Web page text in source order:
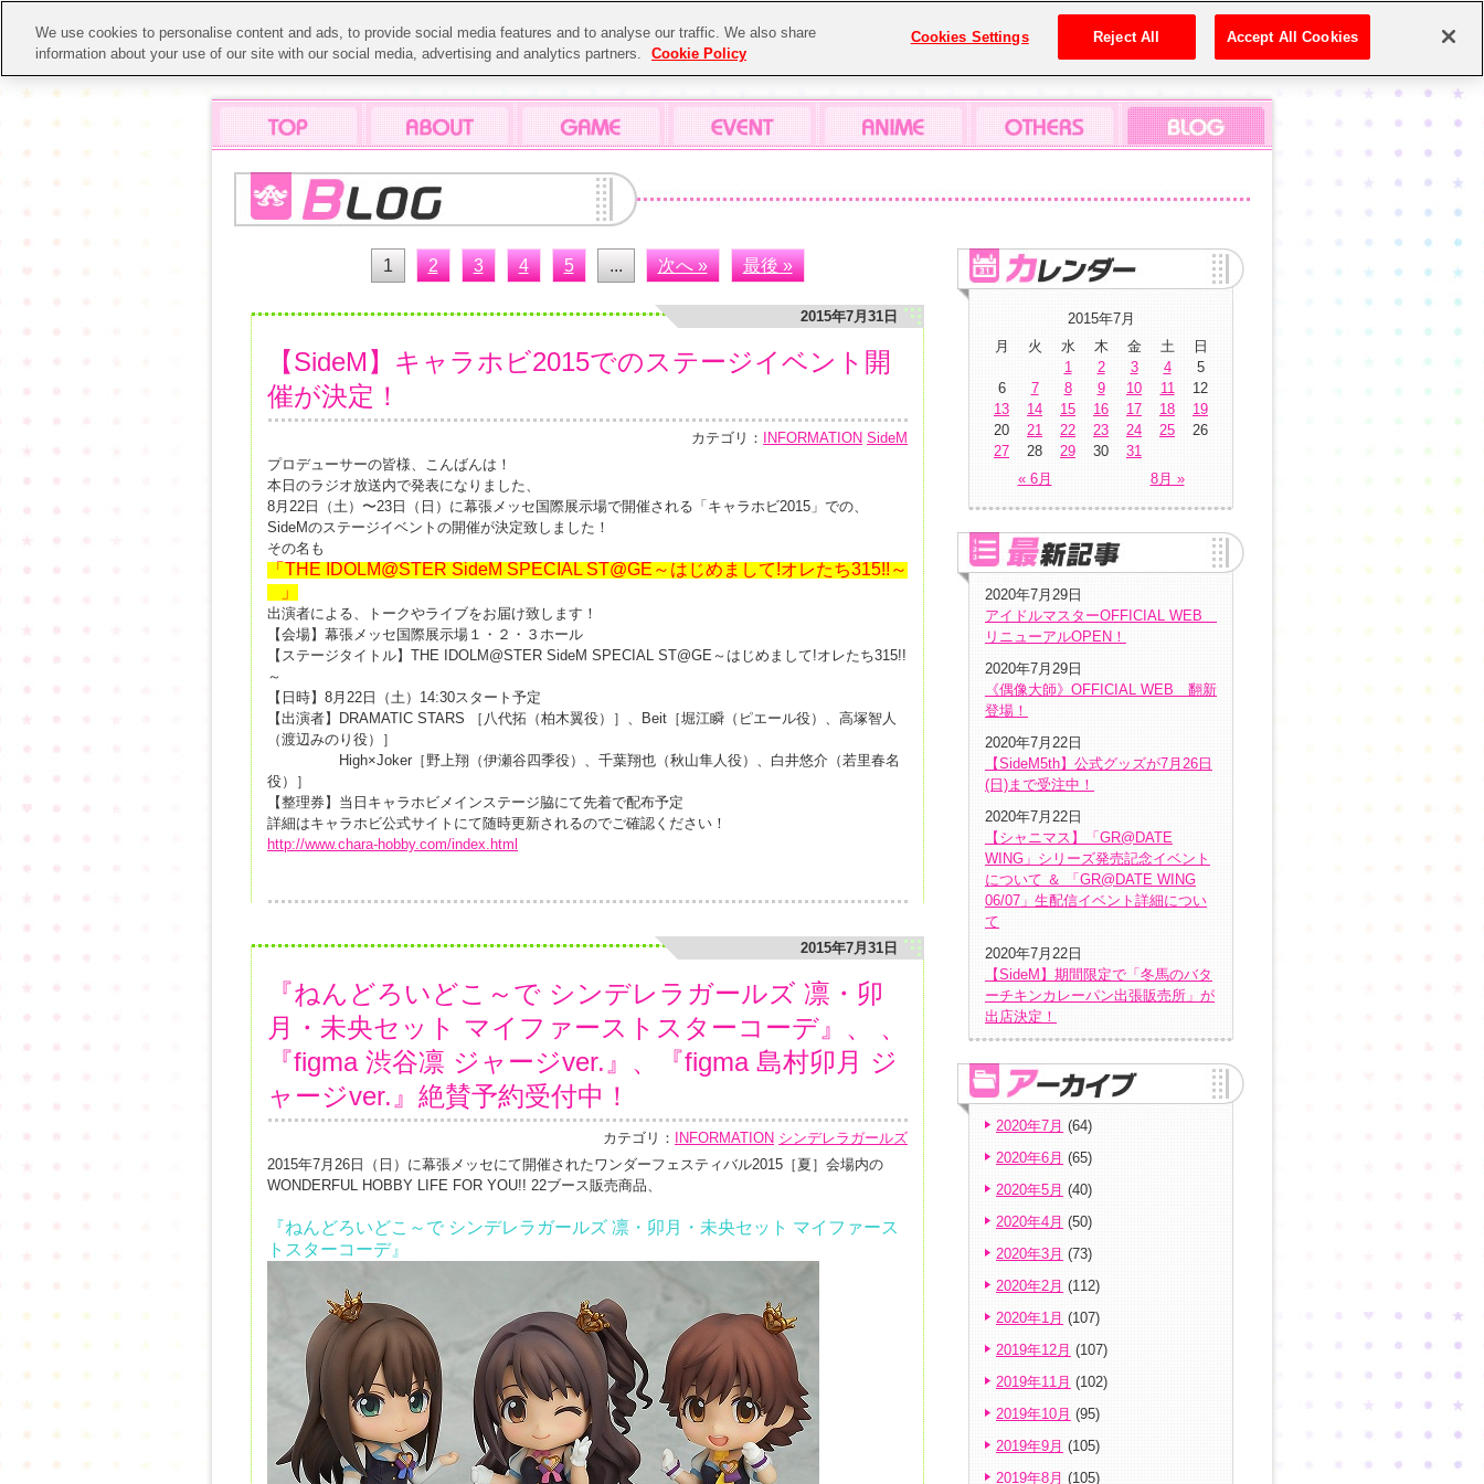
1 2 3 4 5 ... 次へ » 最後 »
2015年7月31日
【SideM】キャラホビ2015でのステージイベント開
催が決定！
カテゴリ： INFORMATION SideM
プロデューサーの皆様、こんばんは！
本日のラジオ放送内で発表になりました、
8月22日（土）〜23日（日）に幕張メッセ国際展示場で開催される「キャラホビ2015」での、
SideMのステージイベントの開催が決定致しました！
その名も
「THE IDOLM@STER SideM SPECIAL ST@GE～はじめまして!オレたち315!!～
」
出演者による、トークやライブをお届け致します！
【会場】幕張メッセ国際展示場１・２・３ホール
【ステージタイトル】THE IDOLM@STER SideM SPECIAL ST@GE～はじめまして!オレたち315!!
～
【日時】8月22日（土）14:30スタート予定
【出演者】DRAMATIC STARS ［八代拓（柏木翼役）］、Beit［堀江瞬（ピエール役）、高塚智人
（渡辺みのり役）］
High×Joker［野上翔（伊瀬谷四季役）、千葉翔也（秋山隼人役）、白井悠介（若里春名
役）］
【整理券】当日キャラホビメインステージ脇にて先着で配布予定
詳細はキャラホビ公式サイトにて随時更新されるのでご確認ください！
http://www.chara-hobby.com/index.html
2015年7月31日
『ねんどろいどこ～で シンデレラガールズ 凛・卯
月・未央セット マイファーストスターコーデ』、 、
『figma 渋谷凛 ジャージver.』、『figma 島村卯月 ジ
ャージver.』絶賛予約受付中！
カテゴリ： INFORMATION シンデレラガールズ
2015年7月26日（日）に幕張メッセにて開催されたワンダーフェスティバル2015［夏］会場内の
WONDERFUL HOBBY LIFE FOR YOU!! 22ブース販売商品、
『ねんどろいどこ～で シンデレラガールズ 凛・卯月・未央セット マイファース
トスターコーデ』
2015年7月
月
火 水 木 金 土 日
« 6月 8月 »
1 2 3 4
5
6
7 8 9 10 11
12
13
14 15 16 17 18
19
20
21 22 23 24 25
26
27
28 29 30 31
2020年7月29日
アイドルマスターOFFICIAL WEB
リニューアルOPEN！
2020年7月29日
《偶像大師》OFFICIAL WEB 翻新
登場！
2020年7月22日
【SideM5th】公式グッズが7月26日
(日)まで受注中！
2020年7月22日
【シャニマス】「GR@DATE
WING」シリーズ発売記念イベント
について ＆ 「GR@DATE WING
06/07」生配信イベント詳細につい
て
2020年7月22日
【SideM】期間限定で「冬馬のバタ
ーチキンカレーパン出張販売所」が
出店決定！
2020年7月 (64)
2020年6月 (65)
2020年5月 (40)
2020年4月 (50)
2020年3月 (73)
2020年2月 (112)
2020年1月 (107)
2019年12月 (107)
2019年11月 (102)
2019年10月 (95)
2019年9月 (105)
2019年8月 (105)
We use cookies to personalise content and ads, to provide social media features and to analyse our traffic. We also share
information about your use of our site with our social media, advertising and analytics partners.
Cookie Policy
Cookies Settings Reject All Accept All Cookies